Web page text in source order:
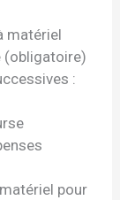
matériel
(obligatoire)
:
pour